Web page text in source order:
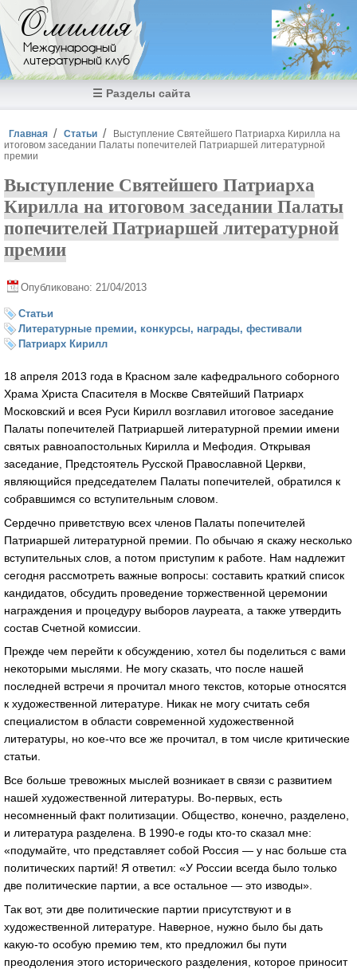
Перейти к основному содержанию
Омилия
Международный
литературный клуб
☰ Разделы сайта
Вы здесь
Главная Статьи
Выступление Святейшего Патриарха Кирилла на
итоговом заседании Палаты попечителей Патриаршей литературной
премии
Выступление Святейшего Патриарха
Кирилла на итоговом заседании Палаты
попечителей Патриаршей литературной
премии
Опубликовано: 21/04/2013
Статьи
Литературные премии, конкурсы, награды, фестивали
Патриарх Кирилл
18 апреля 2013 года в Красном зале кафедрального соборного
Храма Христа Спасителя в Москве Святейший Патриарх
Московский и всея Руси Кирилл возглавил итоговое заседание
Палаты попечителей Патриаршей литературной премии имени
святых равноапостольных Кирилла и Мефодия. Открывая
заседание, Предстоятель Русской Православной Церкви,
являющийся председателем Палаты попечителей, обратился к
собравшимся со вступительным словом.
Сердечно приветствую всех членов Палаты попечителей
Патриаршей литературной премии. По обычаю я скажу несколько
вступительных слов, а потом приступим к работе. Нам надлежит
сегодня рассмотреть важные вопросы: составить краткий список
кандидатов, обсудить проведение торжественной церемонии
награждения и процедуру выборов лауреата, а также утвердить
состав Счетной комиссии.
Прежде чем перейти к обсуждению, хотел бы поделиться с вами
некоторыми мыслями. Не могу сказать, что после нашей
последней встречи я прочитал много текстов, которые относятся
к художественной литературе. Никак не могу считать себя
специалистом в области современной художественной
литературы, но кое-что все же прочитал, в том числе критические
статьи.
Все больше тревожных мыслей возникает в связи с развитием
нашей художественной литературы. Во-первых, есть
несомненный факт политизации. Общество, конечно, разделено,
и литература разделена. В 1990-е годы кто-то сказал мне:
«подумайте, что представляет собой Россия — у нас больше ста
политических партий! Я ответил: «У России всегда было только
две политические партии, а все остальное — это изводы».
Так вот, эти две политические партии присутствуют и в
художественной литературе. Наверное, нужно было бы дать
какую-то особую премию тем, кто предложил бы пути
преодоления этого исторического разделения, которое приносит